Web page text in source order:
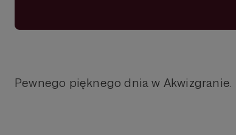
Pewnego pięknego dnia w Akwizgranie.